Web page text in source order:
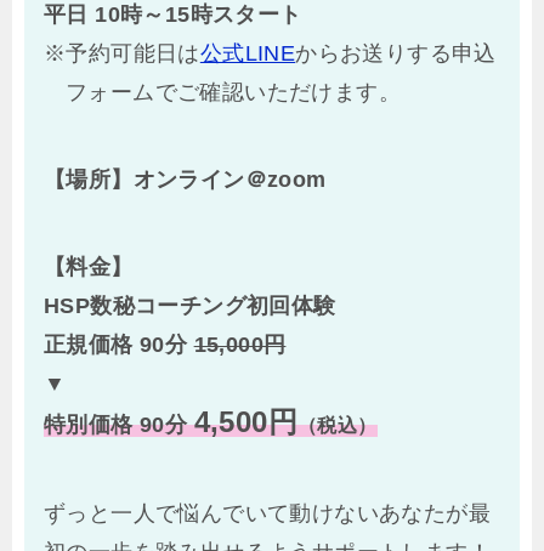
平日 10時～15時スタート
※予約可能日は公式LINEからお送りする申込
フォームでご確認いただけます。
【場所】オンライン＠zoom
【料金】
HSP数秘コーチング初回体験
正規価格 90分15,000円
▼
特別価格 90分4,500円（税込）
ずっと一人で悩んでいて動けないあなたが最